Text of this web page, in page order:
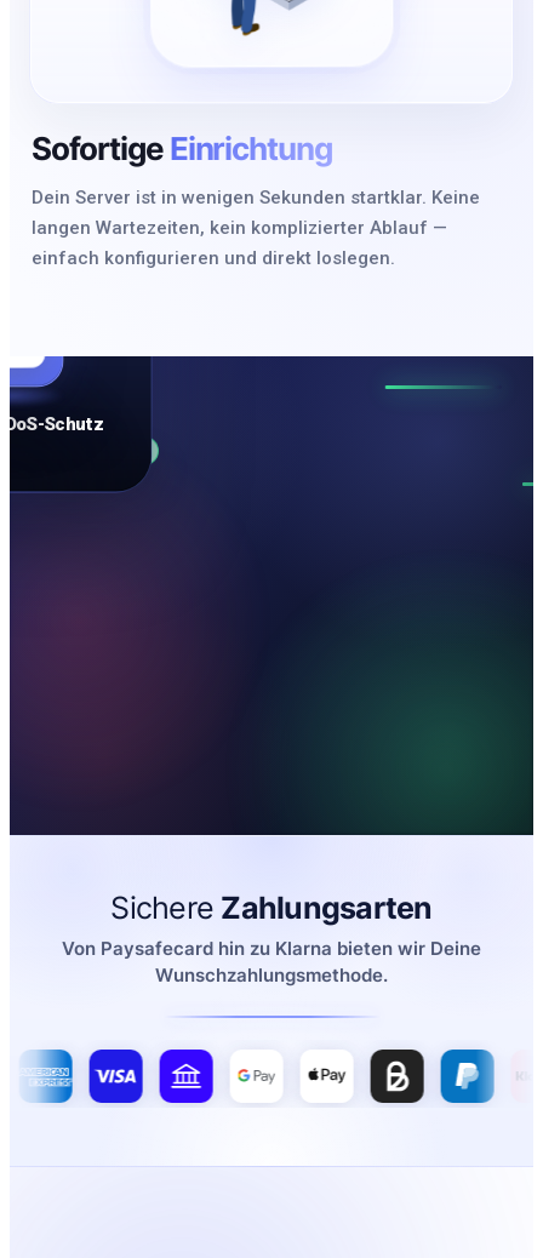
SofortigeEinrichtung
Dein Server ist in wenigen Sekunden startklar. Keine
langen Wartezeiten, kein komplizierter Ablauf —
einfach konfigurieren und direkt loslegen.
WEBSEITE
Schutz
Sichere Zahlungsarten
Von Paysafecard hin zu Klarna bieten wir Deine
Wunschzahlungsmethode.